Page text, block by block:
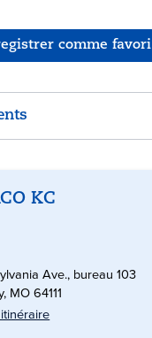
comme favori
KC
Ave., bureau 103
MO 64111